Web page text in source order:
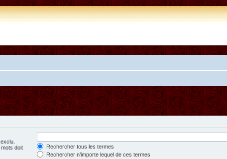
doit
Rechercher tous les termes
Rechercher n’importe lequel de ces termes